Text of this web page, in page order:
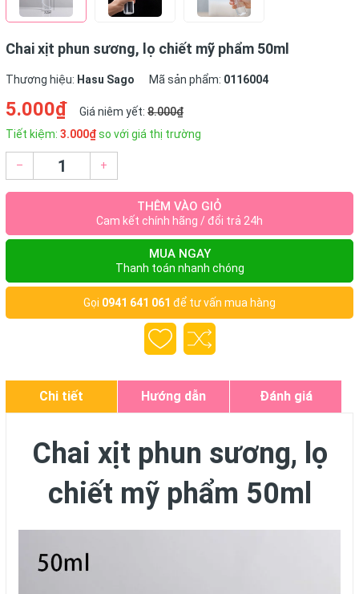
Chai xịt phun sương, lọ chiết mỹ phẩm 50ml
Thương hiệu: Hasu Sago Mã sản phẩm: 0116004
5.000₫ Giá niêm yết: 8.000₫
Tiết kiệm: 3.000₫so với giá thị trường
– +
THÊM VÀO GIỎ
Cam kết chính hãng / đổi trả 24h
MUA NGAY
Thanh toán nhanh chóng
Gọi 0941 641 061 để tư vấn mua hàng
Chi tiết Hướng dẫn Đánh giá
Chai xịt phun sương, lọ
chiết mỹ phẩm 50ml